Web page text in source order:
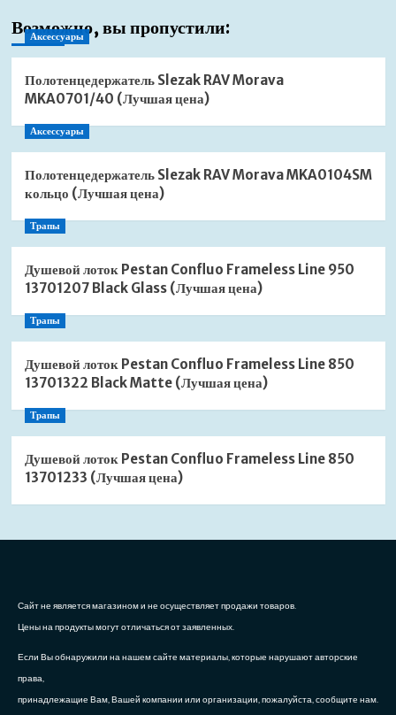
Возможно, вы пропустили:
Аксессуары
Полотенцедержатель Slezak RAV Morava
MKA0701/40 (Лучшая цена)
Аксессуары
Полотенцедержатель Slezak RAV Morava MKA0104SM
кольцо (Лучшая цена)
Трапы
Душевой лоток Pestan Confluo Frameless Line 950
13701207 Black Glass (Лучшая цена)
Трапы
Душевой лоток Pestan Confluo Frameless Line 850
13701322 Black Matte (Лучшая цена)
Трапы
Душевой лоток Pestan Confluo Frameless Line 850
13701233 (Лучшая цена)
Сайт не является магазином и не осуществляет продажи товаров.
Цены на продукты могут отличаться от заявленных.
Если Вы обнаружили на нашем сайте материалы, которые нарушают авторские
права,
принадлежащие Вам, Вашей компании или организации, пожалуйста, сообщите нам.